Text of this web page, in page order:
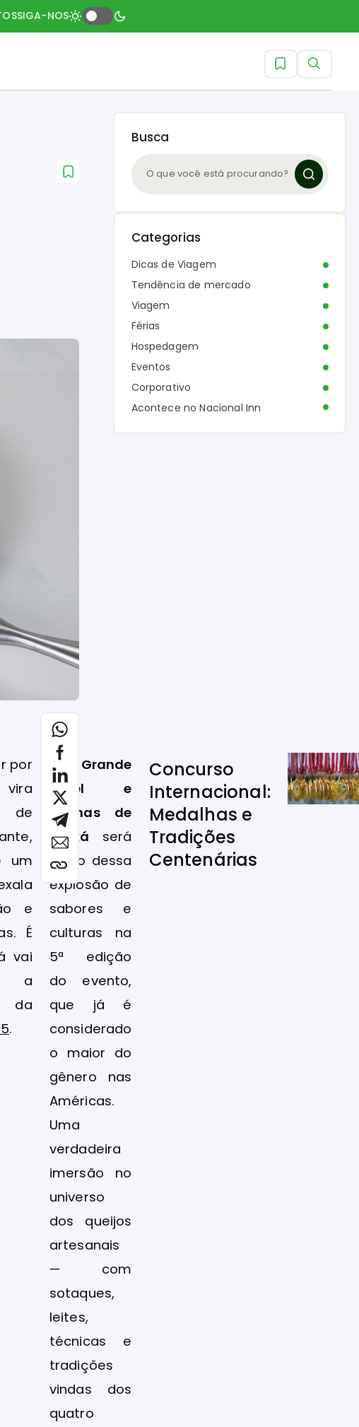
SIGA-NOS
por
vira
de
um
e
É
vai
a
da
.
O Grande
Hotel e
Termas de
Araxá será
palco dessa
explosão de
sabores e
culturas na
5ª edição
do evento,
que já é
considerado
o maior do
gênero nas
Américas.
Uma
verdadeira
imersão no
universo
dos queijos
artesanais
— com
sotaques,
leites,
técnicas e
tradições
vindas dos
quatro
Concurso
Internacional:
Medalhas e
Tradições
Centenárias
Busca
Categorias
Dicas de Viagem
Tendência de mercado
Viagem
Férias
Hospedagem
Eventos
Corporativo
Acontece no Nacional Inn